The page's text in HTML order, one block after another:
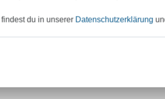
du in unserer Datenschutzerklärung